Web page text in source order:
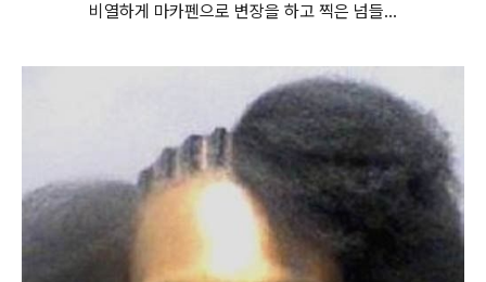
비열하게 마카펜으로 변장을 하고 찍은 넘들...